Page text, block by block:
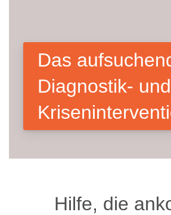
Das
Diagnostik- und
Hilfe, die